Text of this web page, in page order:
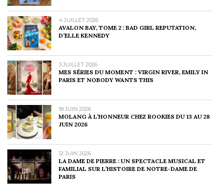
4 JUILLET 2026
AVALON BAY, TOME 2 : BAD GIRL REPUTATION,
D’ELLE KENNEDY
3 JUILLET 2026
MES SÉRIES DU MOMENT : VIRGIN RIVER, EMILY IN
PARIS ET NOBODY WANTS THIS
18 JUIN 2026
MOLANG À L’HONNEUR CHEZ ROOKIES DU 13 AU 28
JUIN 2026
12 JUIN 2026
LA DAME DE PIERRE : UN SPECTACLE MUSICAL ET
FAMILIAL SUR L’HISTOIRE DE NOTRE-DAME DE
PARIS